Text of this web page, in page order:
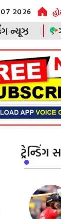
2026
ન્યૂઝ
ટ્રેન્ડિંગ